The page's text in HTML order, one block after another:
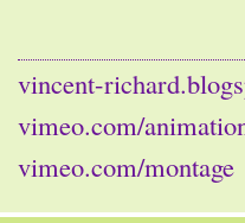
vincent-
vimeo.com/
vimeo.com/montage